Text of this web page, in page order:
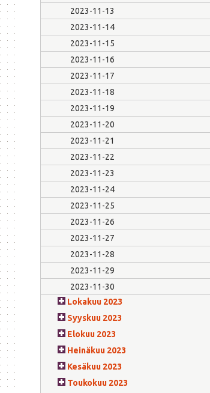
2023-11-13
2023-11-14
2023-11-15
2023-11-16
2023-11-17
2023-11-18
2023-11-19
2023-11-20
2023-11-21
2023-11-22
2023-11-23
2023-11-24
2023-11-25
2023-11-26
2023-11-27
2023-11-28
2023-11-29
2023-11-30
Lokakuu 2023
Syyskuu 2023
Elokuu 2023
Heinäkuu 2023
Kesäkuu 2023
Toukokuu 2023